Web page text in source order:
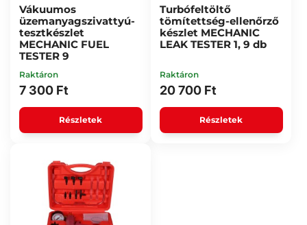
Vákuumos
üzemanyagszivattyú-
tesztkészlet
MECHANIC FUEL
TESTER 9
Raktáron
7 300 Ft
Részletek
Turbófeltöltő
tömítettség-ellenőrző
készlet MECHANIC
LEAK TESTER 1, 9 db
Raktáron
20 700 Ft
Részletek